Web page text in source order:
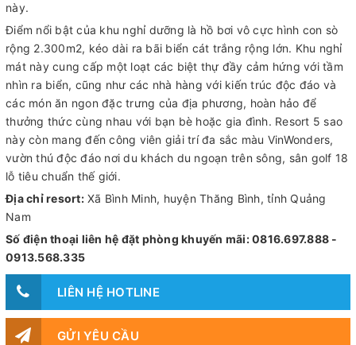
này.
Điểm nổi bật của khu nghỉ dưỡng là hồ bơi vô cực hình con sò
rộng 2.300m2, kéo dài ra bãi biển cát trắng rộng lớn. Khu nghỉ
mát này cung cấp một loạt các biệt thự đầy cảm hứng với tầm
nhìn ra biển, cũng như các nhà hàng với kiến ​​trúc độc đáo và
các món ăn ngon đặc trưng của địa phương, hoàn hảo để
thưởng thức cùng nhau với bạn bè hoặc gia đình. Resort 5 sao
này còn mang đến công viên giải trí đa sắc màu VinWonders,
vườn thú độc đáo nơi du khách du ngoạn trên sông, sân golf 18
lỗ tiêu chuẩn thế giới.
Địa chỉ resort:Xã Bình Minh, huyện Thăng Bình, tỉnh Quảng
Nam
Số điện thoại liên hệ đặt phòng khuyến mãi: 0816.697.888 -
0913.568.335
LIÊN HỆ HOTLINE
GỬI YÊU CẦU